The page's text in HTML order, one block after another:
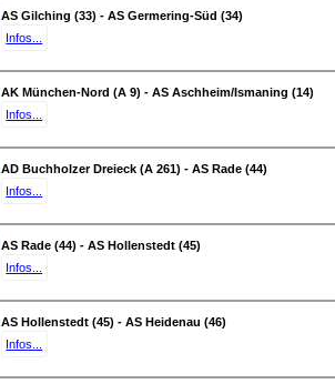
AS Gilching (33) - AS Germering-Süd (34)
Infos...
AK München-Nord (A 9) - AS Aschheim/Ismaning (14)
Infos...
AD Buchholzer Dreieck (A 261) - AS Rade (44)
Infos...
AS Rade (44) - AS Hollenstedt (45)
Infos...
AS Hollenstedt (45) - AS Heidenau (46)
Infos...